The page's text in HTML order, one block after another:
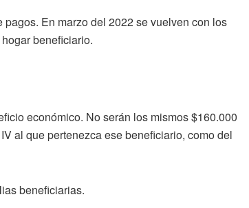
En marzo del 2022 se vuelven con los
beneficiario.
económico. No serán los mismos $160.000
al que pertenezca ese beneficiario, como del
beneficiarias.